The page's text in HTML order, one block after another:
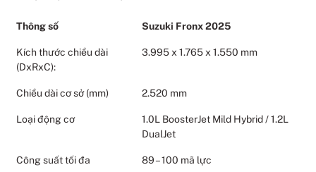
Thông số Suzuki Fronx 2025
Kích thước chiều dài
(DxRxC):
3.995 x 1.765 x 1.550 mm
Chiều dài cơ sở (mm) 2.520 mm
Loại động cơ
1.0L BoosterJet Mild Hybrid / 1.2L
DualJet
Công suất tối đa 89 – 100 mã lực